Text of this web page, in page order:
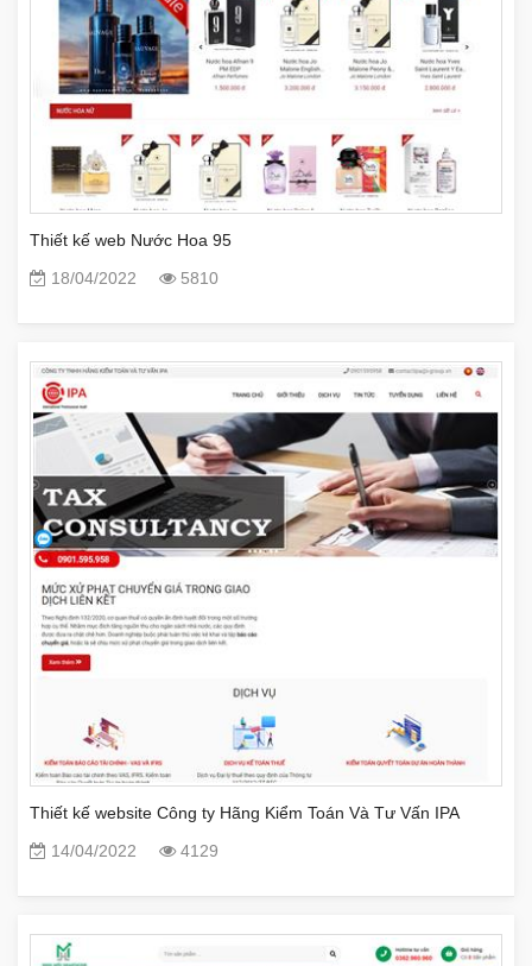
Thiết kế web Nước Hoa 95
18/04/2022
5810
Thiết kế website Công ty Hãng Kiểm Toán Và Tư Vấn IPA
14/04/2022
4129